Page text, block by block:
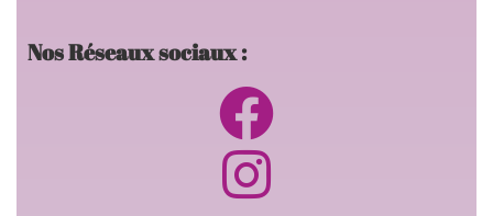
Nos Réseaux sociaux :